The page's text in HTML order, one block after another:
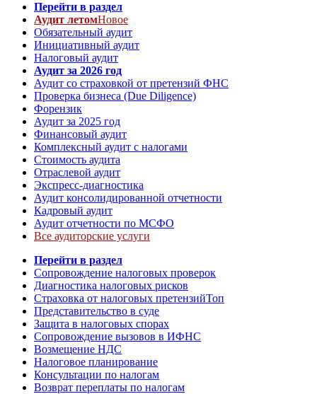
Перейти в раздел
Аудит летомНовое
Обязательный аудит
Инициативный аудит
Налоговый аудит
Аудит за 2026 год
Аудит со страховкой от претензий ФНС
Проверка бизнеса (Due Diligence)
Форензик
Аудит за 2025 год
Финансовый аудит
Комплексный аудит с налогами
Стоимость аудита
Отраслевой аудит
Экспресс-диагностика
Аудит консолидированной отчетности
Кадровый аудит
Аудит отчетности по МСФО
Все аудиторские услуги
Перейти в раздел
Сопровождение налоговых проверок
Диагностика налоговых рисков
Страховка от налоговых претензийТоп
Представительство в суде
Защита в налоговых спорах
Сопровождение вызовов в ИФНС
Возмещение НДС
Налоговое планирование
Консультации по налогам
Возврат переплаты по налогам